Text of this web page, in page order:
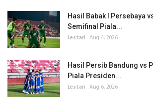
Hasil Babak I Persebaya
Semifinal Piala...
Lestari Aug 4, 2026
Hasil Persib Bandung vs
Piala Presiden...
Lestari Aug 6, 2026